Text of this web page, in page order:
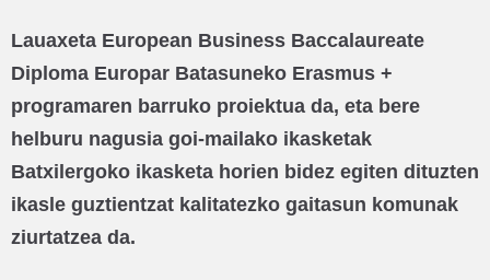
Lauaxeta European Business Baccalaureate
Diploma Europar Batasuneko Erasmus +
programaren barruko proiektua da, eta bere
helburu nagusia goi-mailako ikasketak
Batxilergoko ikasketa horien bidez egiten dituzten
ikasle guztientzat kalitatezko gaitasun komunak
ziurtatzea da.